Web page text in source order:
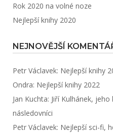
Rok 2020 na volné noze
Nejlepší knihy 2020
NEJNOVĚJŠÍ
Petr Václavek: Nejlepší knihy
Ondra: Nejlepší knihy 2022
Jan Kuchta: Jiří Kulhánek, jeho
následovníci
Petr Václavek: Nejlepší sci-fi,